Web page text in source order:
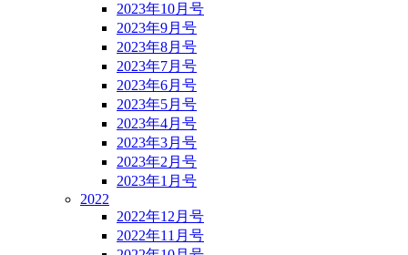
2023年10月号
2023年9月号
2023年8月号
2023年7月号
2023年6月号
2023年5月号
2023年4月号
2023年3月号
2023年2月号
2023年1月号
2022
2022年12月号
2022年11月号